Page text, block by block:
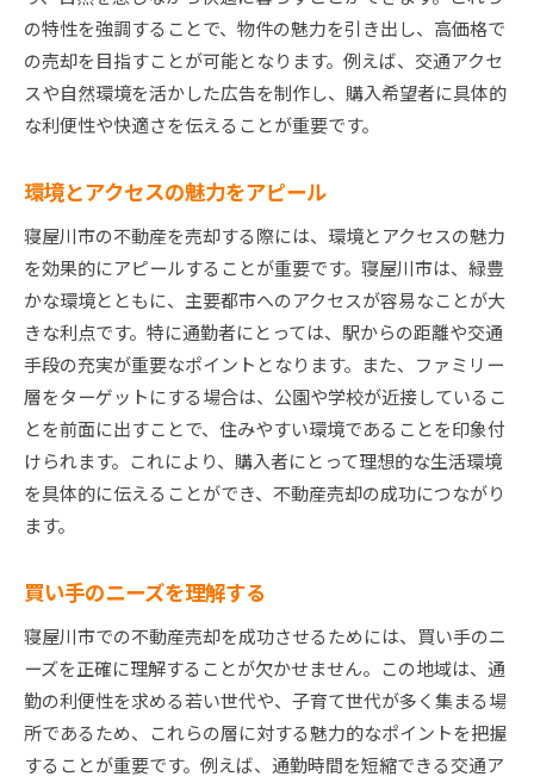
の特性を強調することで、物件の魅力を引き出し、高価格で
の売却を目指すことが可能となります。例えば、交通アクセ
スや自然環境を活かした広告を制作し、購入希望者に具体的
な利便性や快適さを伝えることが重要です。
環境とアクセスの魅力をアピール
寝屋川市の不動産を売却する際には、環境とアクセスの魅力
を効果的にアピールすることが重要です。寝屋川市は、緑豊
かな環境とともに、主要都市へのアクセスが容易なことが大
きな利点です。特に通勤者にとっては、駅からの距離や交通
手段の充実が重要なポイントとなります。また、ファミリー
層をターゲットにする場合は、公園や学校が近接しているこ
とを前面に出すことで、住みやすい環境であることを印象付
けられます。これにより、購入者にとって理想的な生活環境
を具体的に伝えることができ、不動産売却の成功につながり
ます。
買い手のニーズを理解する
寝屋川市での不動産売却を成功させるためには、買い手のニ
ーズを正確に理解することが欠かせません。この地域は、通
勤の利便性を求める若い世代や、子育て世代が多く集まる場
所であるため、これらの層に対する魅力的なポイントを把握
することが重要です。例えば、通勤時間を短縮できる交通ア